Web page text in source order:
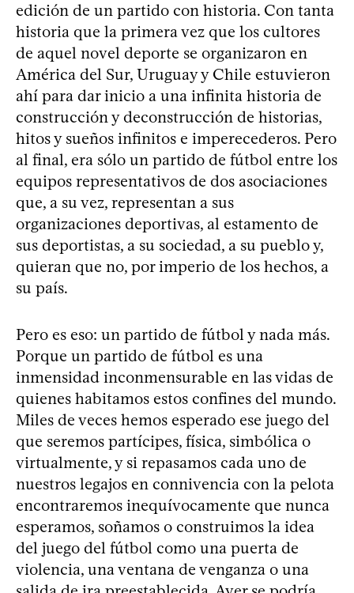
edición de un partido con historia. Con tanta
historia que la primera vez que los cultores
de aquel novel deporte se organizaron en
América del Sur, Uruguay y Chile estuvieron
ahí para dar inicio a una infinita historia de
construcción y deconstrucción de historias,
hitos y sueños infinitos e imperecederos. Pero
al final, era sólo un partido de fútbol entre los
equipos representativos de dos asociaciones
que, a su vez, representan a sus
organizaciones deportivas, al estamento de
sus deportistas, a su sociedad, a su pueblo y,
quieran que no, por imperio de los hechos, a
su país.
Pero es eso: un partido de fútbol y nada más.
Porque un partido de fútbol es una
inmensidad inconmensurable en las vidas de
quienes habitamos estos confines del mundo.
Miles de veces hemos esperado ese juego del
que seremos partícipes, física, simbólica o
virtualmente, y si repasamos cada uno de
nuestros legajos en connivencia con la pelota
encontraremos inequívocamente que nunca
esperamos, soñamos o construimos la idea
del juego del fútbol como una puerta de
violencia, una ventana de venganza o una